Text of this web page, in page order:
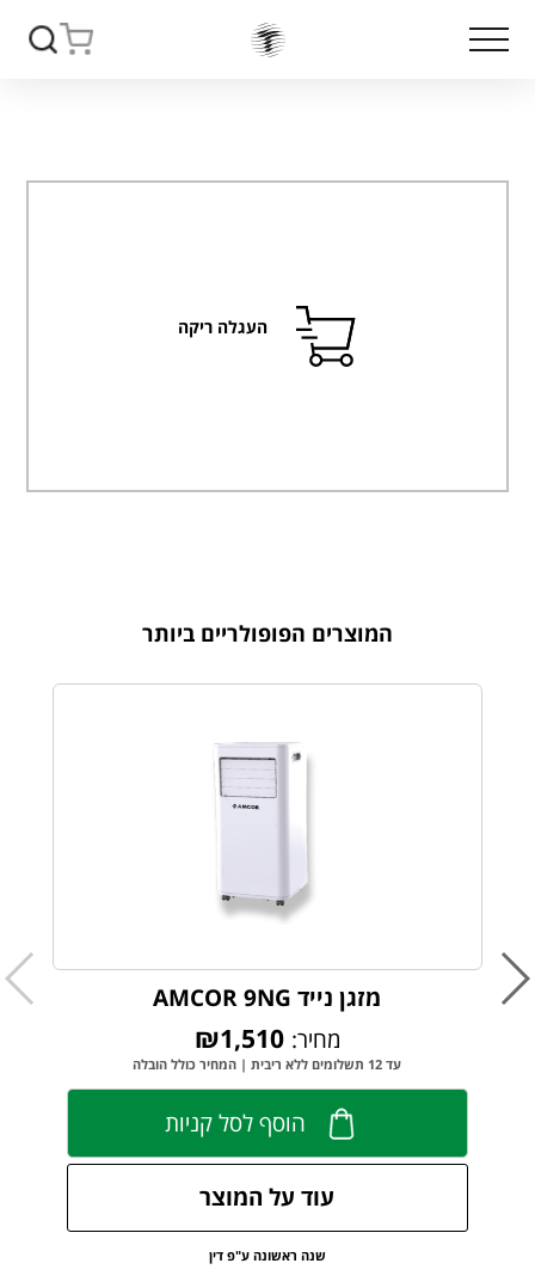
העגלה ריקה
המוצרים הפופולריים ביותר
מזגן נייד AMCOR 9NG
מחיר: ₪1,510
עד 12 תשלומים ללא ריבית | המחיר כולל הובלה
הוסף לסל קניות
עוד על המוצר
שנה ראשונה ע"פ דין